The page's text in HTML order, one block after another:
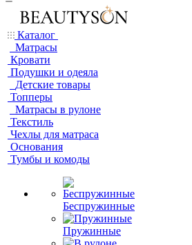
Каталог
Матрасы
Кровати
Подушки и одеяла
Детские товары
Топперы
Матрасы в рулоне
Текстиль
Чехлы для матраса
Основания
Тумбы и комоды
Беспружинные
Пружинные